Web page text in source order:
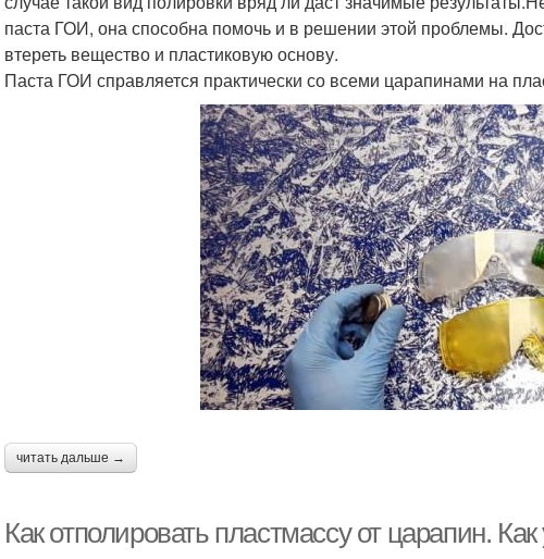
паста ГОИ, она способна помочь и в решении этой проблемы.
втереть вещество и пластиковую основу.
Паста ГОИ справляется практически со всеми царапинами на
читать дальше →
Как отполировать пластмассу от царапин.